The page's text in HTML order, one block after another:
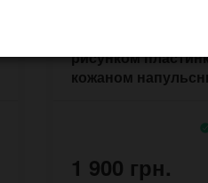
рисунком
кожаном
1 900 грн.